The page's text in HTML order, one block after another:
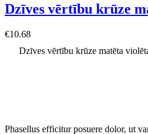
Dzīves vērtību krūze
€10.68
Dzīves vērtību krūze matēta
Phasellus efficitur posuere dolor, ut